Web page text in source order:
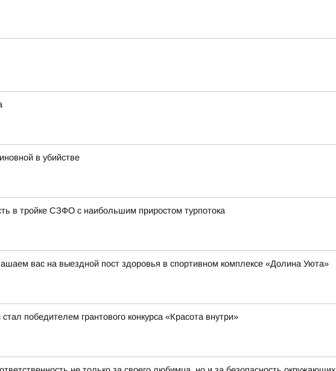
в убийстве
в тройке СЗФО с наибольшим приростом турпотока
вас на выездной пост здоровья в спортивном комплексе «Долина Уюта»
победителем грантового конкурса «Красота внутри»